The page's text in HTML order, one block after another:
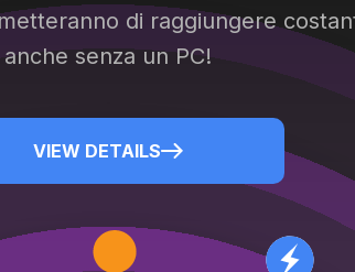
di raggiungere
anche senza un PC!
VIEW DETAILS